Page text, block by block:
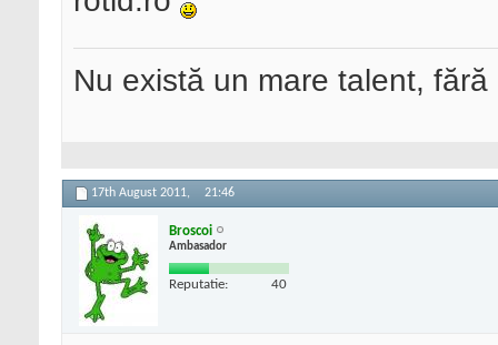
Nu există un mare talent,
17th August 2011, 21:46
Broscoi
Ambasador
Reputatie: 40